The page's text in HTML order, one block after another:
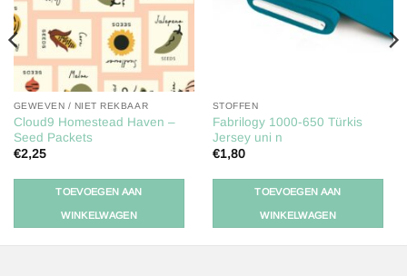
GEWEVEN / NIET REKBAAR
Cloud9 Homestead Haven –
Seed Packets
€2,25
TOEVOEGEN AAN
WINKELWAGEN
STOFFEN
Fabrilogy 1000-650 Türkis
Jersey uni n
€1,80
TOEVOEGEN AAN
WINKELWAGEN